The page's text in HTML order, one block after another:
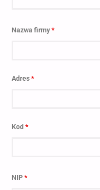
Nazwa firmy*
Adres*
Kod *
NIP*